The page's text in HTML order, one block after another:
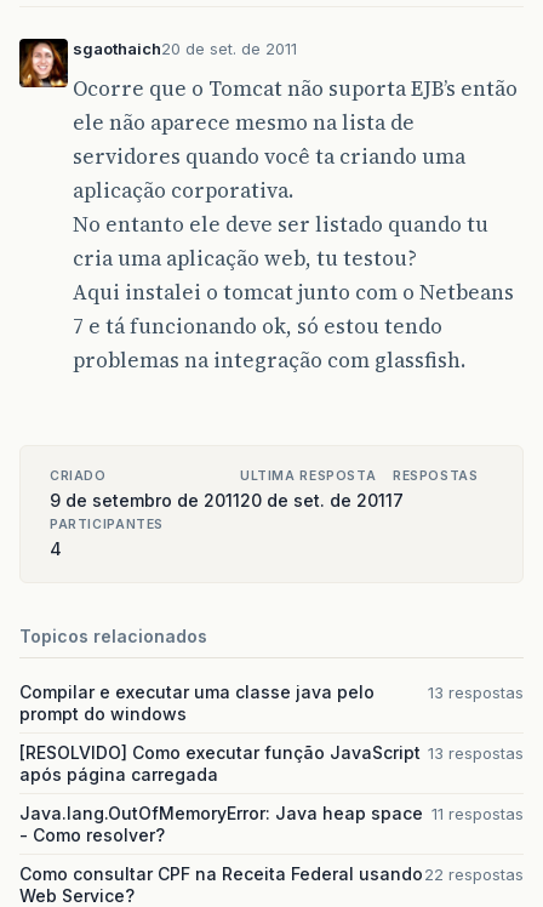
sgaothaich20 de set. de 2011
Ocorre que o Tomcat não suporta EJB’s então
ele não aparece mesmo na lista de
servidores quando você ta criando uma
aplicação corporativa.
No entanto ele deve ser listado quando tu
cria uma aplicação web, tu testou?
Aqui instalei o tomcat junto com o Netbeans
7 e tá funcionando ok, só estou tendo
problemas na integração com glassfish.
CRIADO
9 de setembro de 2011
ULTIMA RESPOSTA
20 de set. de 2011
RESPOSTAS
7
PARTICIPANTES
4
Topicos relacionados
Compilar e executar uma classe java pelo
prompt do windows
13 respostas
[RESOLVIDO] Como executar função JavaScript
após página carregada
13 respostas
Java.lang.OutOfMemoryError: Java heap space
- Como resolver?
11 respostas
Como consultar CPF na Receita Federal usando
Web Service?
22 respostas